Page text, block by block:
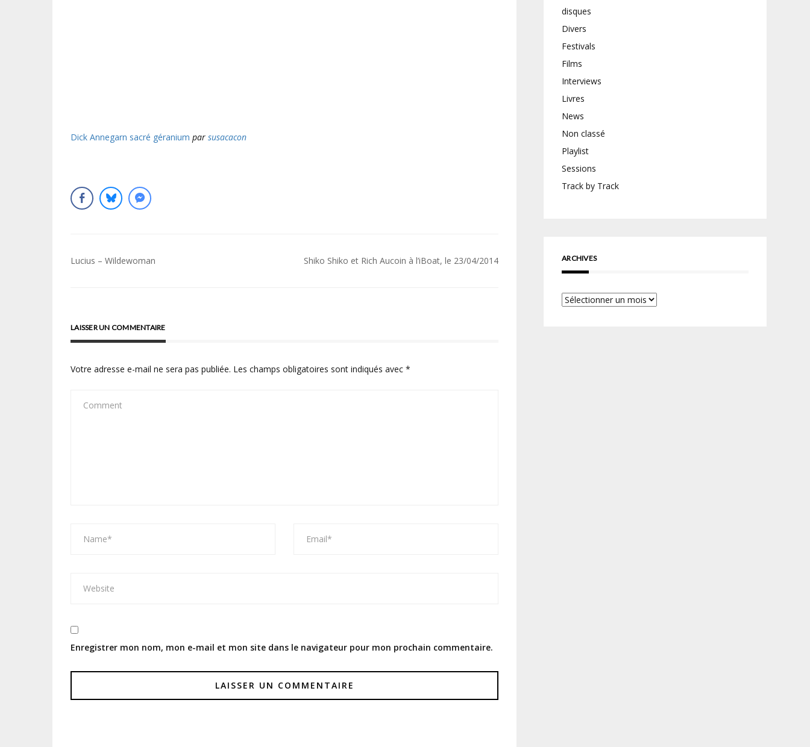
Dick Annegarn sacré géranium par susacacon
Navigation
Lucius – Wildewoman Shiko Shiko et Rich Aucoin à l’iBoat, le 23/04/2014
LAISSER UN COMMENTAIRE
Votre adresse e-mail ne sera pas publiée. Les champs obligatoires sont indiqués avec *
Enregistrer mon nom, mon e-mail et mon site dans le navigateur pour mon prochain commentaire.
disques
Divers
Festivals
Films
Interviews
Livres
News
Non classé
Playlist
Sessions
Track by Track
ARCHIVES
Archives